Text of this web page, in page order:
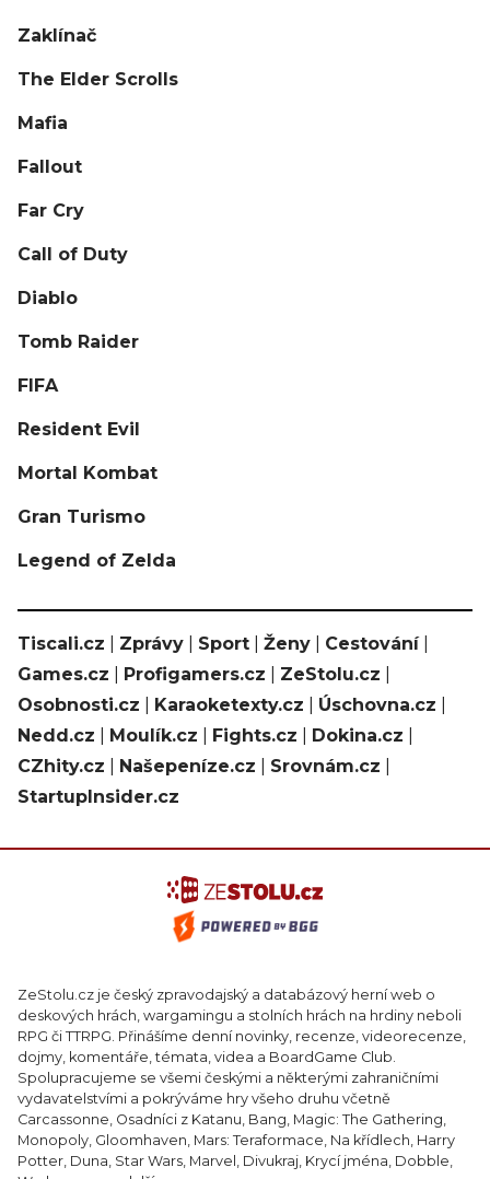
Zaklínač
The Elder Scrolls
Mafia
Fallout
Far Cry
Call of Duty
Diablo
Tomb Raider
FIFA
Resident Evil
Mortal Kombat
Gran Turismo
Legend of Zelda
Tiscali.cz Zprávy Sport Ženy Cestování|
Games.cz
Profigamers.cz ZeStolu.cz
Osobnosti.cz
Karaoketexty.cz Úschovna.cz
Nedd.cz
Moulík.cz Fights.cz Dokina.cz
CZhity.cz
Našepeníze.cz Srovnám.cz
StartupInsider.cz
ZeStolu.cz je český zpravodajský a databázový herní web o
deskových hrách, wargamingu a stolních hrách na hrdiny neboli
RPG či TTRPG. Přinášíme denní novinky, recenze, videorecenze,
dojmy, komentáře, témata, videa a BoardGame Club.
Spolupracujeme se všemi českými a některými zahraničními
vydavatelstvími a pokrýváme hry všeho druhu včetně
Carcassonne, Osadníci z Katanu, Bang, Magic: The Gathering,
Monopoly, Gloomhaven, Mars: Teraformace, Na křídlech, Harry
Potter, Duna, Star Wars, Marvel, Divukraj, Krycí jména, Dobble,